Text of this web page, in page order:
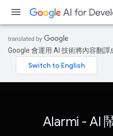
Google 會運用 AI 技術將內容翻譯
Alarmi - AI